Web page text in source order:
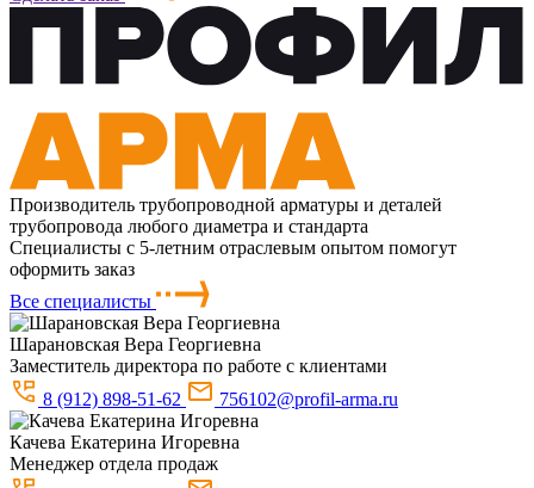
Производитель трубопроводной арматуры и деталей
трубопровода любого диаметра и стандарта
Специалисты с 5-летним отраслевым опытом помогут
оформить заказ
Все специалисты
Шарановская Вера Георгиевна
Заместитель директора по работе с клиентами
8 (912) 898-51-62
756102@profil-arma.ru
Качева Екатерина Игоревна
Менеджер отдела продаж